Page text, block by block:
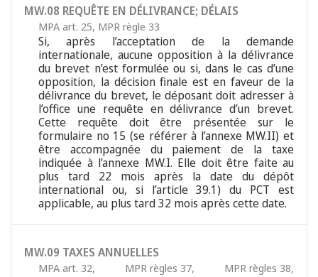
MW.08 REQUÊTE EN DÉLIVRANCE; DÉLAIS
MPA art. 25, MPR règle 33
Si, après l’acceptation de la demande
internationale, aucune opposition à la délivrance
du brevet n’est formulée ou si, dans le cas d’une
opposition, la décision finale est en faveur de la
délivrance du brevet, le déposant doit adresser à
l’office une requête en délivrance d’un brevet.
Cette requête doit être présentée sur le
formulaire no 15 (se référer à l’annexe MW.II) et
être accompagnée du paiement de la taxe
indiquée à l’annexe MW.I. Elle doit être faite au
plus tard 22 mois après la date du dépôt
international ou, si l’article 39.1) du PCT est
applicable, au plus tard 32 mois après cette date.
MW.09 TAXES ANNUELLES
MPA art. 32, MPR règles 37, MPR règles 38,